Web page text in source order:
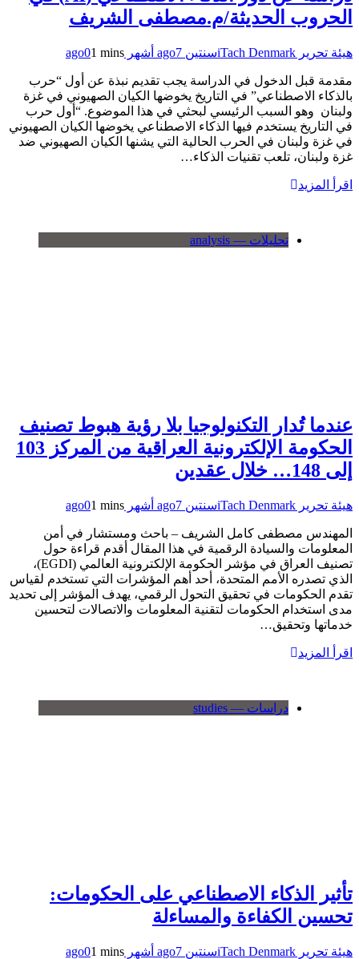
الحروب الحديثة/م.مصطفى الشريف
هيئة تحرير iTach Denmark سنتين ago 7 أشهر ago 01 mins
مقدمة قبل الدخول في الدراسة يجب تقديم نبذة عن أول “حرب
بالذكاء الاصطناعي” في التاريخ يخوضها الكيان الصهيوني في غزة
ولبنان وهو السبب الرئيسي لبحثي في هذا الموضوع. “أول حرب
في التاريخ يستخدم فيها الذكاء الاصطناعي يخوضها الكيان الصهيوني
في غزة ولبنان في الحرب الحالية التي يشنها الكيان الصهيوني ضد
غزة ولبنان، تلعب تقنيات الذكاء…
اقرأ المزيد
تحليلات — analysis
عندما تُدار التكنولوجيا بلا رؤية هبوط تصنيف
الحكومة الإلكترونية العراقية من المركز 103
إلى 148… خلال عقدين
هيئة تحرير iTach Denmark سنتين ago 7 أشهر ago 01 mins
المهندس مصطفى كامل الشريف – باحث ومستشار في أمن
المعلومات والسيادة الرقمية في هذا المقال أقدم قراءة حول
تصنيف العراق في مؤشر الحكومة الإلكترونية العالمي (EGDI)،
الذي تصدره الأمم المتحدة، أحد أهم المؤشرات التي تستخدم لقياس
تقدم الحكومات في تحقيق التحول الرقمي، يهدف المؤشر إلى تحديد
مدى استخدام الحكومات لتقنية المعلومات والاتصالات لتحسين
خدماتها وتحقيق…
اقرأ المزيد
دراسات — studies
تأثير الذكاء الاصطناعي على الحكومات:
تحسين الكفاءة والمساءلة
هيئة تحرير iTach Denmark سنتين ago 7 أشهر ago 01 mins